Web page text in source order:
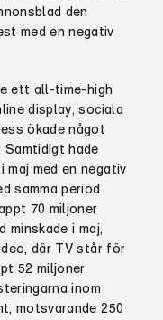
den
med en negativ
ett all-time-high
display, sociala
ökade något
hade
maj med en negativ
samma period
70 miljoner
minskade i maj,
där TV står för
52 miljoner
inom
motsvarande 250